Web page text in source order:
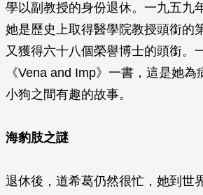
學以副教授的身份退休。一九五九
她是歷史上取得醫學院教授頭銜的
又獲得六十八個榮譽博士的頭銜。
《Vena and Imp》一書，這是她為
小狗之間有趣的故事。
海豹肢之謎
退休後，道希葛仍然很忙，她到世